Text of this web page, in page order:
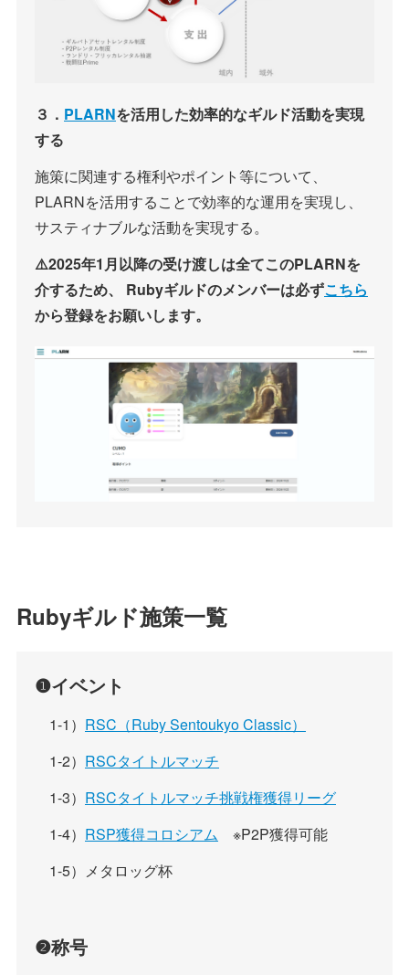
３． PLARNを活用した効率的なギルド活動を実現
する
施策に関連する権利やポイント等について、
PLARNを活用することで効率的な運用を実現し、
サスティナブルな活動を実現する。
⚠️2025年1月以降の受け渡しは全てこのPLARNを
介するため、 Rubyギルドのメンバーは必ずこちら
から登録をお願いします。
Rubyギルド施策一覧
❶イベント
1-1） RSC（Ruby Sentoukyo Classic）
1-2） RSCタイトルマッチ
1-3） RSCタイトルマッチ挑戦権獲得リーグ
1-4） RSP獲得コロシアム ※P2P獲得可能
1-5）メタロッグ杯
❷称号